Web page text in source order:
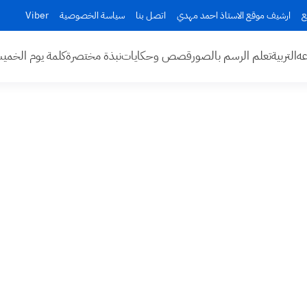
ارشيف موقع الاستاذ احمد مهدي اتصل بنا سياسة الخصوصية Viber
التربيةتعلم الرسم بالصورقصص وحكاياتنبذة مختصرةكلمة يوم